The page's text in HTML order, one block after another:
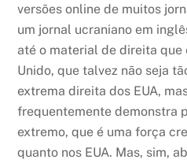
versões online de muitos
um jornal ucraniano em
até o material de direita que
Unido, que talvez não seja
extrema direita dos EUA,
frequentemente demonstra
extremo, que é uma força
quanto nos EUA. Mas, sim,